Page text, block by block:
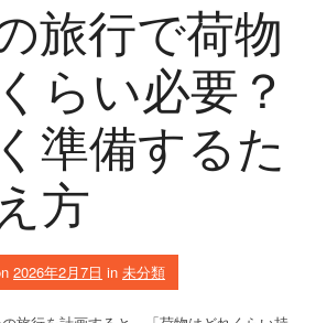
旅行で荷物
らい必要？
準備するた
方
2026年2月7日 in 未分類